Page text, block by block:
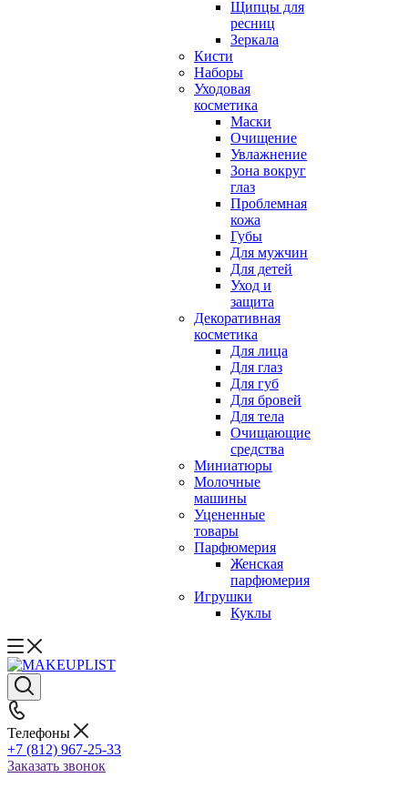
Щипцы для
ресниц
Зеркала
Кисти
Наборы
Уходовая
косметика
Маски
Очищение
Увлажнение
Зона вокруг
глаз
Проблемная
кожа
Губы
Для мужчин
Для детей
Уход и
защита
Декоративная
косметика
Для лица
Для глаз
Для губ
Для бровей
Для тела
Очищающие
средства
Миниатюры
Молочные
машины
Уцененные
товары
Парфюмерия
Женская
парфюмерия
Игрушки
Куклы
Телефоны
+7 (812) 967-25-33
Заказать звонок